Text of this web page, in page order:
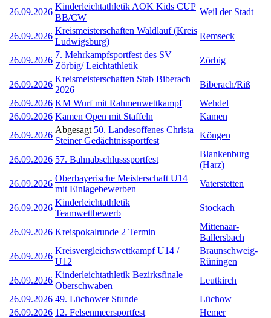
26.09.2026
Kinderleichtathletik AOK Kids CUP
BB/CW
Weil der Stadt
26.09.2026
Kreismeisterschaften Waldlauf (Kreis
Ludwigsburg)
Remseck
26.09.2026
7. Mehrkampfsportfest des SV
Zörbig/ Leichtathletik
Zörbig
26.09.2026
Kreismeisterschaften Stab Biberach
2026
Biberach/Riß
26.09.2026 KM Wurf mit Rahmenwettkampf
Wehdel
26.09.2026 Kamen Open mit Staffeln
Kamen
26.09.2026
Abgesagt 50. Landesoffenes Christa
Steiner Gedächtnissportfest
Köngen
26.09.2026 57. Bahnabschlusssportfest
Blankenburg
(Harz)
26.09.2026
Oberbayerische Meisterschaft U14
mit Einlagebewerben
Vaterstetten
26.09.2026
Kinderleichtathletik
Teamwettbewerb
Stockach
26.09.2026 Kreispokalrunde 2 Termin
Mittenaar-
Ballersbach
26.09.2026
Kreisvergleichswettkampf U14 /
U12
Braunschweig-
Rüningen
26.09.2026
Kinderleichtathletik Bezirksfinale
Oberschwaben
Leutkirch
26.09.2026 49. Lüchower Stunde
Lüchow
26.09.2026 12. Felsenmeersportfest
Hemer